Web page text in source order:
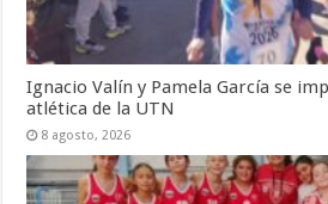
Ignacio Valín y Pamela García se
atlética de la UTN
8 agosto, 2026